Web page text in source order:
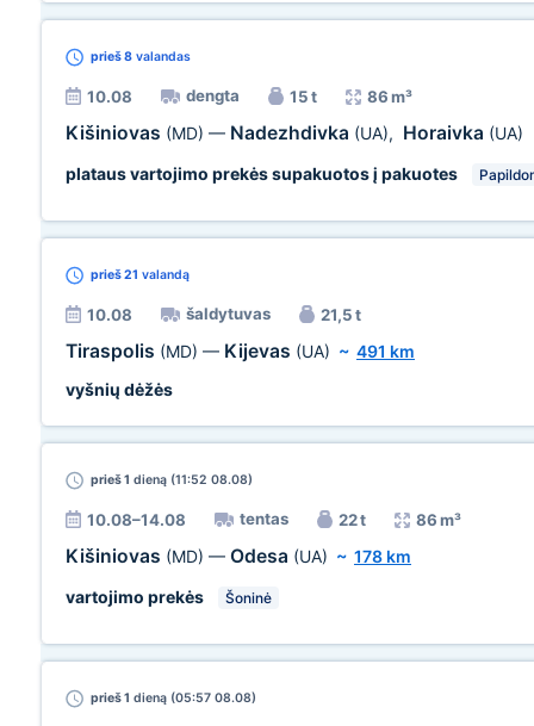
prieš 8 valandas
10.08 dengta 15 t 86 m³
Kišiniovas (MD) — Nadezhdivka (UA), Horaivka (UA)
plataus vartojimo prekės supakuotos į pakuotes
prieš 21 valandą
10.08 šaldytuvas 21,5 t
Tiraspolis (MD) — Kijevas (UA) ~ 491 km
vyšnių dėžės
prieš 1 dieną (11:52 08.08)
10.08–14.08 tentas 22 t 86 m³
Kišiniovas (MD) — Odesa (UA) ~ 178 km
vartojimo prekės
Šoninė
prieš 1 dieną (05:57 08.08)